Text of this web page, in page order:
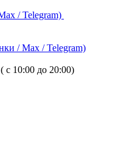
/ Telegram)
/ Max / Telegram)
с 10:00 до 20:00)